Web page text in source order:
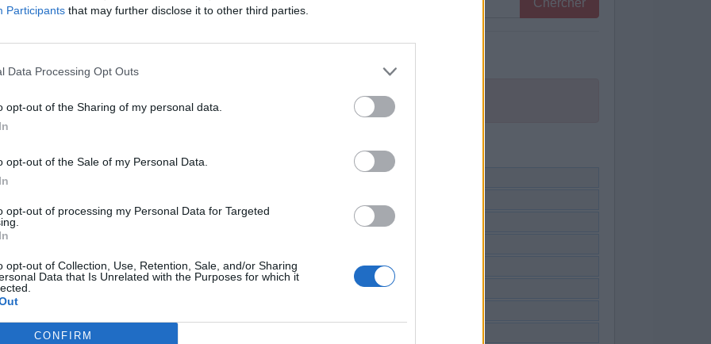
Participants that may further disclose it to other third parties.
Data Processing Opt Outs
opt-out of the Sharing of my personal data.
opt-out of the Sale of my Personal Data.
opt-out of processing my Personal Data for Targeted
opt-out of Collection, Use, Retention, Sale, and/or Sharing
Data that Is Unrelated with the Purposes for which it
CONFIRM
Sélectionnez votre puzzle: